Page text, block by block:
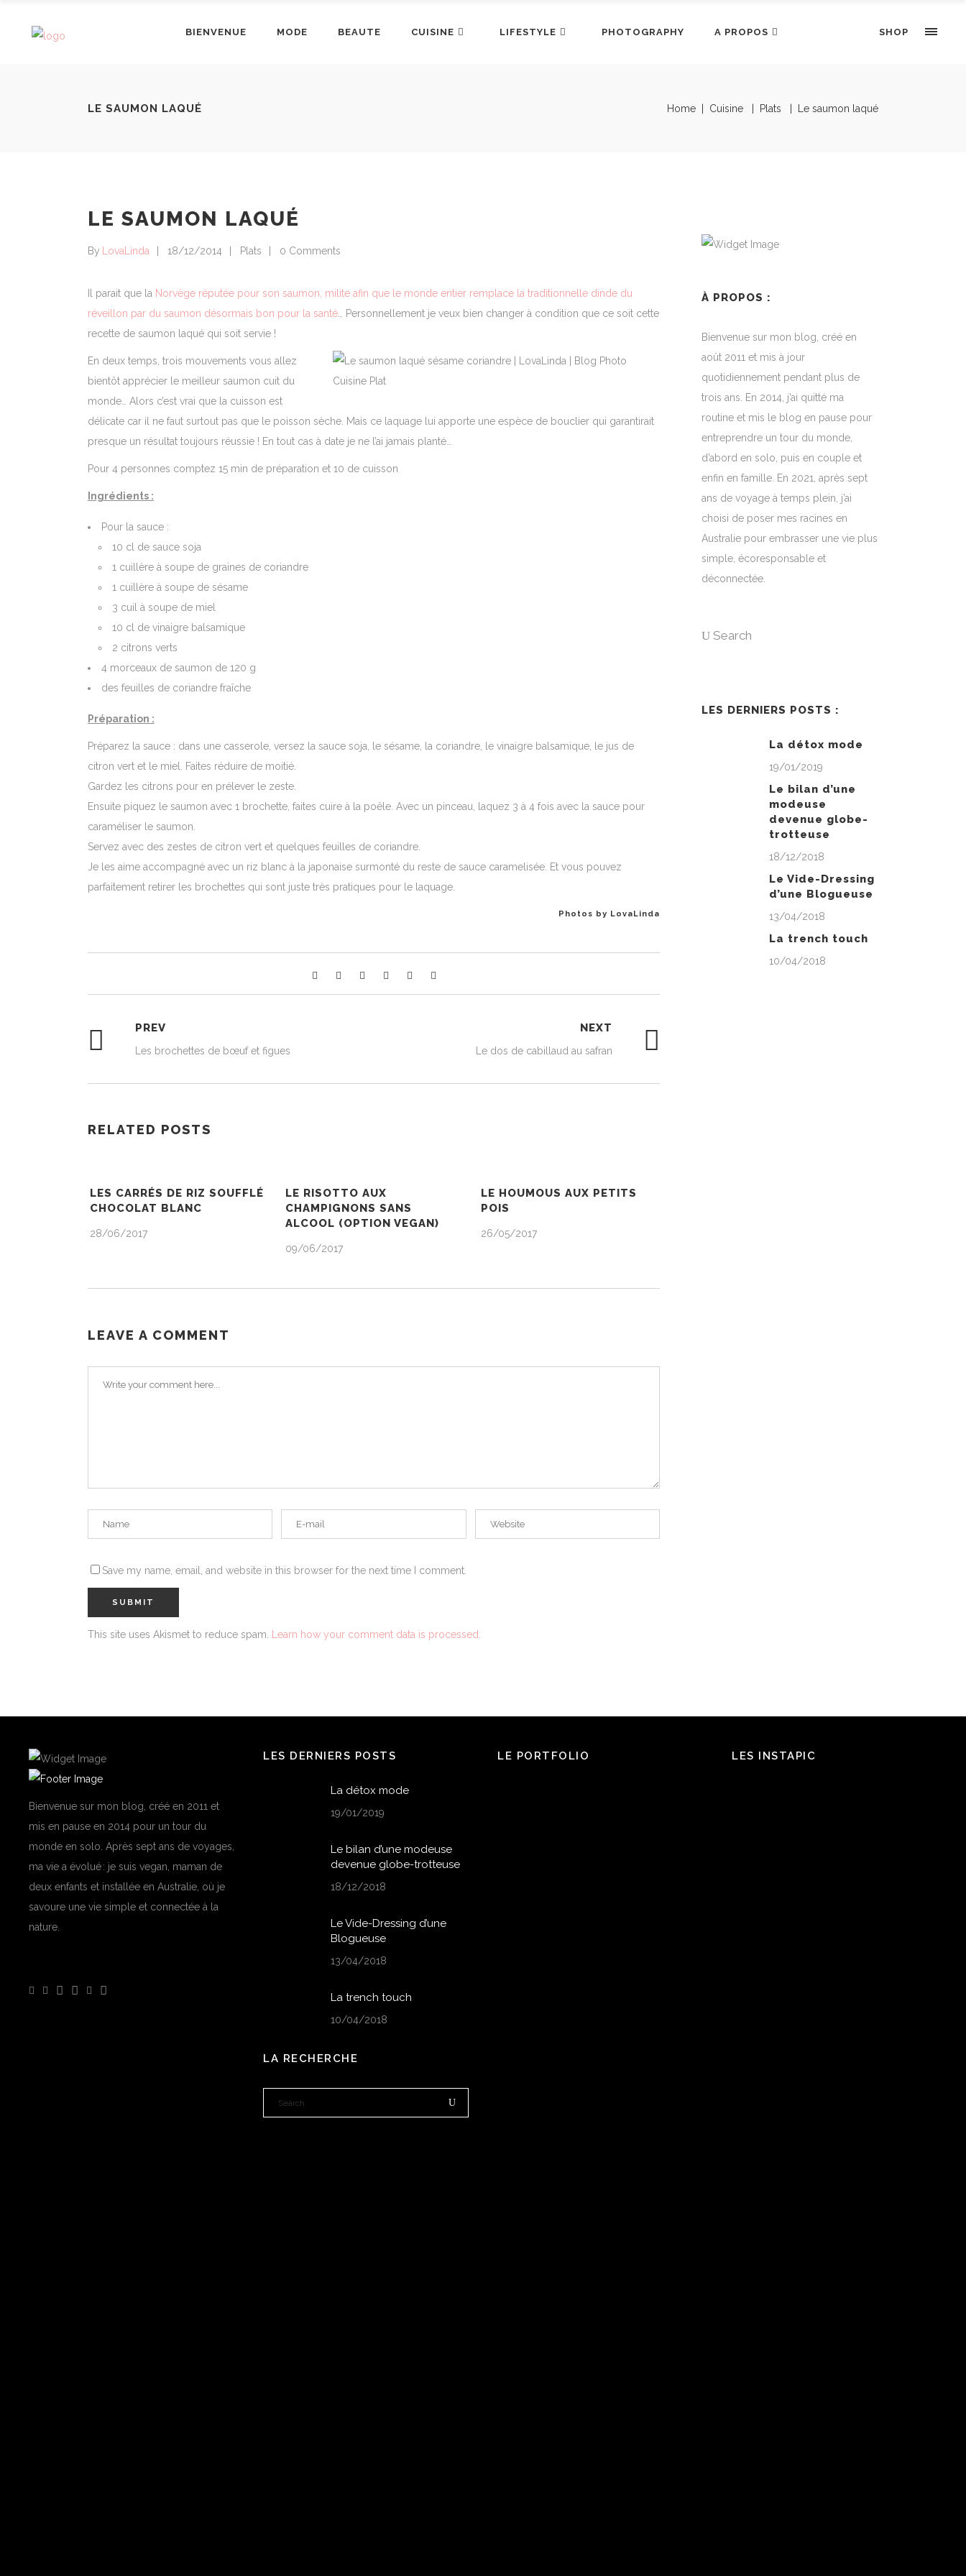
BIENVENUE MODE BEAUTE CUISINE LIFESTYLE PHOTOGRAPHY A PROPOS SHOP
LE SAUMON LAQUÉ Home Cuisine Plats Le saumon laqué
LE SAUMON LAQUÉ
By LovaLinda 18/12/2014 Plats 0 Comments
Il parait que la Norvège réputée pour son saumon, milite afin que le monde entier remplace la traditionnelle dinde du
réveillon par du saumon désormais bon pour la santé … Personnellement je veux bien changer à condition que ce soit cette
recette de saumon laqué qui soit servie !
En deux temps, trois mouvements vous allez
bientôt apprécier le meilleur saumon cuit du
monde… Alors c’est vrai que la cuisson est
délicate car il ne faut surtout pas que le poisson sèche. Mais ce laquage lui apporte une espèce de bouclier qui garantirait
presque un résultat toujours réussie ! En tout cas à date je ne l’ai jamais planté…
Pour 4 personnes comptez 15 min de préparation et 10 de cuisson
Ingrédients :
Pour la sauce :
10 cl de sauce soja
1 cuillère à soupe de graines de coriandre
1 cuillère à soupe de sésame
3 cuil à soupe de miel
10 cl de vinaigre balsamique
2 citrons verts
4 morceaux de saumon de 120 g
des feuilles de coriandre fraîche
Préparation :
Préparez la sauce : dans une casserole, versez la sauce soja, le sésame, la coriandre, le vinaigre balsamique, le jus de
citron vert et le miel. Faites réduire de moitié.
Gardez les citrons pour en prélever le zeste.
Ensuite piquez le saumon avec 1 brochette, faites cuire à la poêle. Avec un pinceau, laquez 3 à 4 fois avec la sauce pour
caraméliser le saumon.
Servez avec des zestes de citron vert et quelques feuilles de coriandre.
Je les aime accompagné avec un riz blanc à la japonaise surmonté du reste de sauce caramelisée. Et vous pouvez
parfaitement retirer les brochettes qui sont juste très pratiques pour le laquage.
Photos by LovaLinda
PREV
Les brochettes de bœuf et figues
NEXT
Le dos de cabillaud au safran
RELATED POSTS
LES CARRÉS DE RIZ SOUFFLÉ
CHOCOLAT BLANC
28/06/2017
LE RISOTTO AUX
CHAMPIGNONS SANS
ALCOOL (OPTION VEGAN)
09/06/2017
LE HOUMOUS AUX PETITS
POIS
26/05/2017
LEAVE A COMMENT
Save my name, email, and website in this browser for the next time I comment.
This site uses Akismet to reduce spam. Learn how your comment data is processed.
À PROPOS :
Bienvenue sur mon blog, créé en
août 2011 et mis à jour
quotidiennement pendant plus de
trois ans. En 2014, j’ai quitté ma
routine et mis le blog en pause pour
entreprendre un tour du monde,
d’abord en solo, puis en couple et
enfin en famille. En 2021, après sept
ans de voyage à temps plein, j’ai
choisi de poser mes racines en
Australie pour embrasser une vie plus
simple, écoresponsable et
déconnectée.
Search
LES DERNIERS POSTS :
La détox mode
19/01/2019
Le bilan d’une
modeuse
devenue globe-
trotteuse
18/12/2018
Le Vide-Dressing
d’une Blogueuse
13/04/2018
La trench touch
10/04/2018
Bienvenue sur mon blog, créé en 2011 et
mis en pause en 2014 pour un tour du
monde en solo. Après sept ans de voyages,
ma vie a évolué : je suis vegan, maman de
deux enfants et installée en Australie, où je
savoure une vie simple et connectée à la
nature.
LES DERNIERS POSTS
La détox mode
19/01/2019
Le bilan d’une modeuse
devenue globe-trotteuse
18/12/2018
Le Vide-Dressing d’une
Blogueuse
13/04/2018
La trench touch
10/04/2018
LA RECHERCHE
LE PORTFOLIO LES INSTAPIC